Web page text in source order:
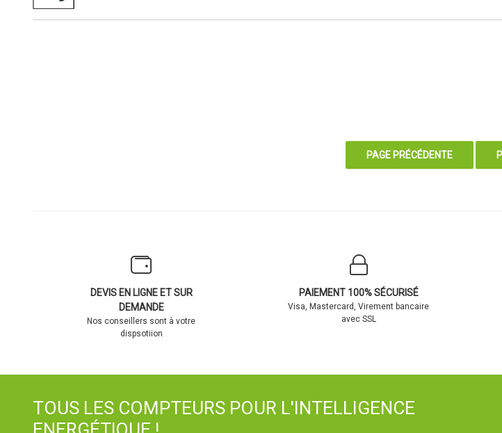
DEVIS EN LIGNE ET SUR
DEMANDE
Nos conseillers sont à votre
dispsotiion
PAIEMENT 100% SÉCURISÉ
Visa, Mastercard, Virement bancaire
avec SSL
TOUS LES COMPTEURS POUR L'INTELLIGENCE